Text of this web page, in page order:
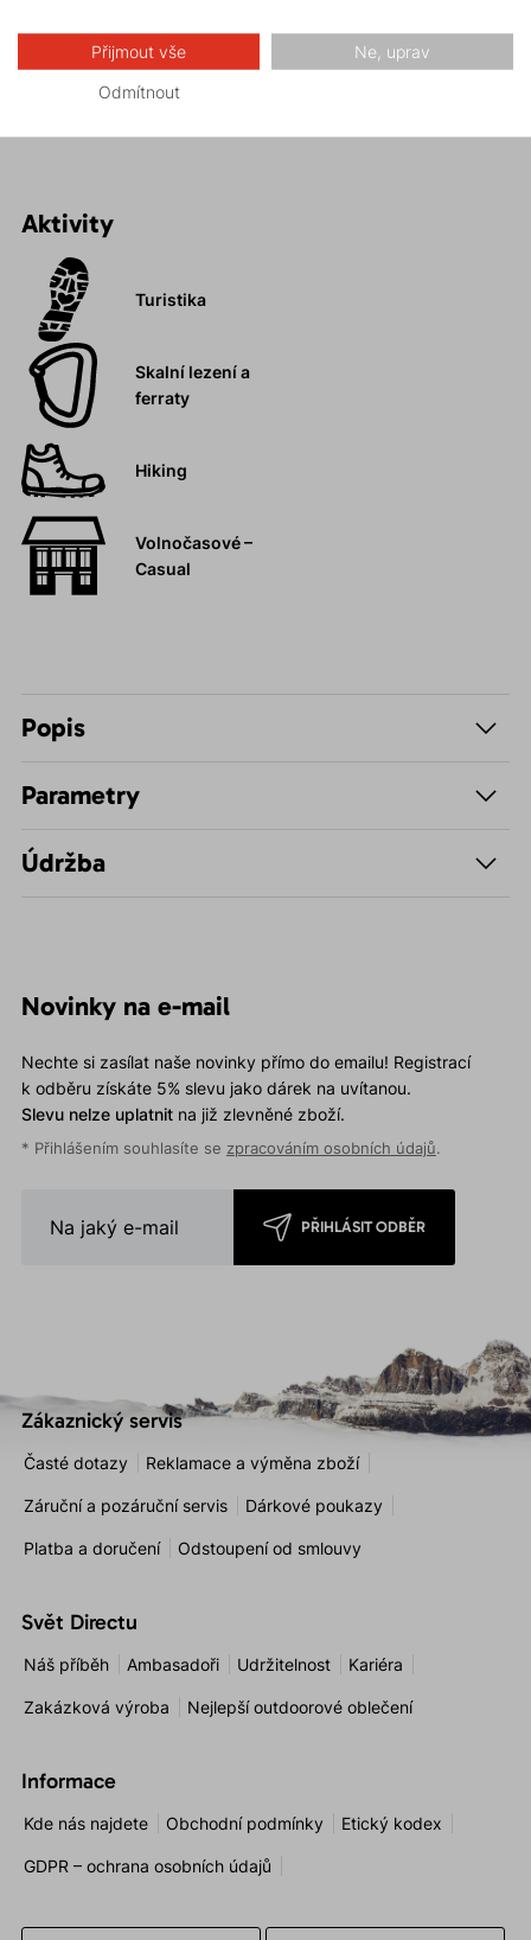
Strečový materiál s podílem bavlny.
Ideální pro turistiku, procházky, výlety nebo
pohodové dny ve městě.
Aktivity
Turistika
Skalní lezení a
ferraty
Hiking
Volnočasové –
Casual
Popis
Parametry
Údržba
Novinky na e-mail
Nechte si zasílat naše novinky přímo do emailu! Registrací
k odběru získáte 5% slevu jako dárek na uvítanou.
Slevu nelze uplatnitna již zlevněné zboží.
* Přihlášením souhlasíte se zpracováním osobních údajů.
PŘIHLÁSIT ODBĚR
Zákaznický servis
Časté dotazy Reklamace a výměna zboží
Záruční a pozáruční servis Dárkové poukazy
Platba a doručení Odstoupení od smlouvy
Svět Directu
Náš příběh Ambasadoři Udržitelnost Kariéra
Zakázková výroba Nejlepší outdoorové oblečení
Informace
Kde nás najdete Obchodní podmínky Etický kodex
GDPR – ochrana osobních údajů
Přijmout vše Ne, uprav
Odmítnout